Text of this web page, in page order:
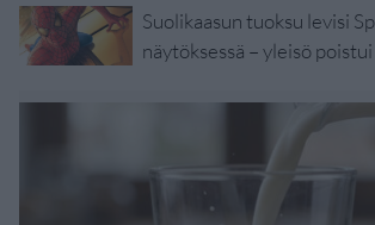
Suolikaasun tuoksu levisi
näytöksessä – yleisö